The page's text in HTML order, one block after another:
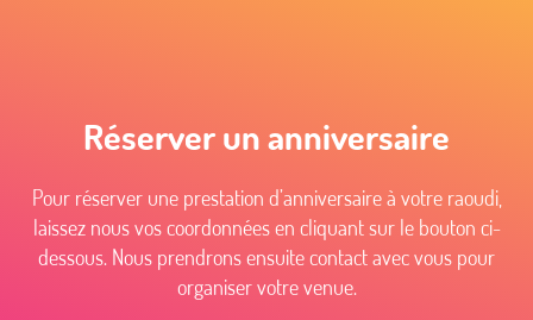
Réserver un anniversaire
Pour réserver une prestation d’anniversaire à votre raoudi,
laissez nous vos coordonnées en cliquant sur le bouton ci-
dessous. Nous prendrons ensuite contact avec vous pour
organiser votre venue.